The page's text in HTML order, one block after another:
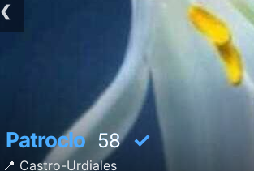
Patroclo 58✓
📍 Castro-Urdiales
❮